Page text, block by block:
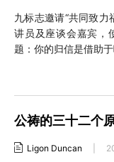
九标志邀请“共同致力
讲员及座谈会嘉宾，
题：你的归信是借助
公祷的三十二个
Ligon Duncan